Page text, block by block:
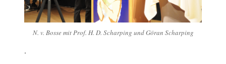
N. v. Bosse mit Prof. H. D. Scharping und Göran Scharping
.